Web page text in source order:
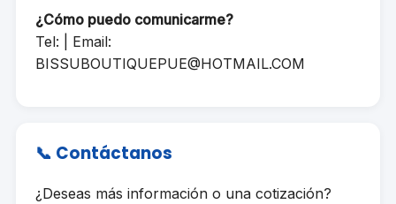
¿Cómo puedo comunicarme?
Tel: | Email:
BISSUBOUTIQUEPUE@HOTMAIL.COM
📞 Contáctanos
¿Deseas más información o una cotización?